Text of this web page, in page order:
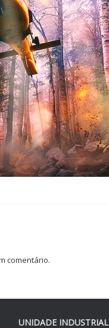
comentário.
UNIDADE INDUSTRIAL